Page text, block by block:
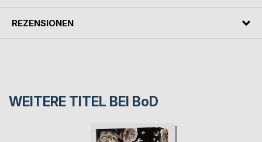
REZENSIONEN
WEITERE TITEL BEI BoD